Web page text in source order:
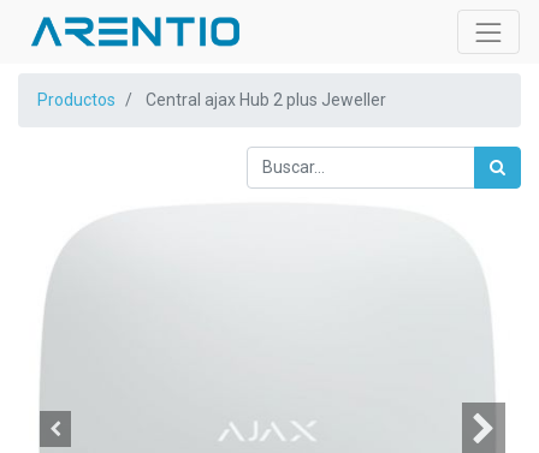
Productos Central ajax Hub 2 plus Jeweller